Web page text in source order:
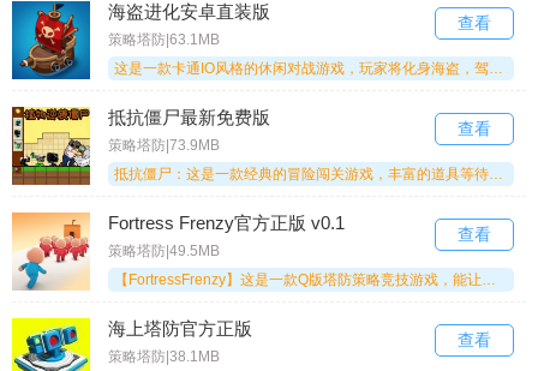
海盗进化安卓直装版
策略塔防|63.1MB
这是一款卡通IO风格的休闲对战游戏，玩家将化身海盗，驾驶自己的船只在广阔海洋上自由航行，征服一座座岛屿，打劫其他船只。招募风格各异的海盗队员，充分运用每个成员的独特技能，通过持续的挑战与战斗来提升他们的能力。
查看
抵抗僵尸最新免费版
策略塔防|73.9MB
抵抗僵尸：这是一款经典的冒险闯关游戏，丰富的道具等待你来解锁使用，紧张刺激的玩法让人欲罢不能，强大的僵尸军团正等你来消灭。游戏难度会不断升级，你需要强化自己的武器装备投入战斗，消灭所有僵尸。如果感兴趣，不妨加入战斗，一起进行防御吧。
查看
Fortress Frenzy官方正版 v0.1
策略塔防|49.5MB
【FortressFrenzy】这是一款Q版塔防策略竞技游戏，能让你打造专属的堡垒世界。游戏融合了塔防与竞技元素，玩起来十分考验策略思维，画面风格清新可爱。多人组队冒险作战的竞技模式趣味十足，喜欢Q版塔防竞技的玩家们不妨来试试。
查看
海上塔防官方正版
策略塔防|38.1MB
查看